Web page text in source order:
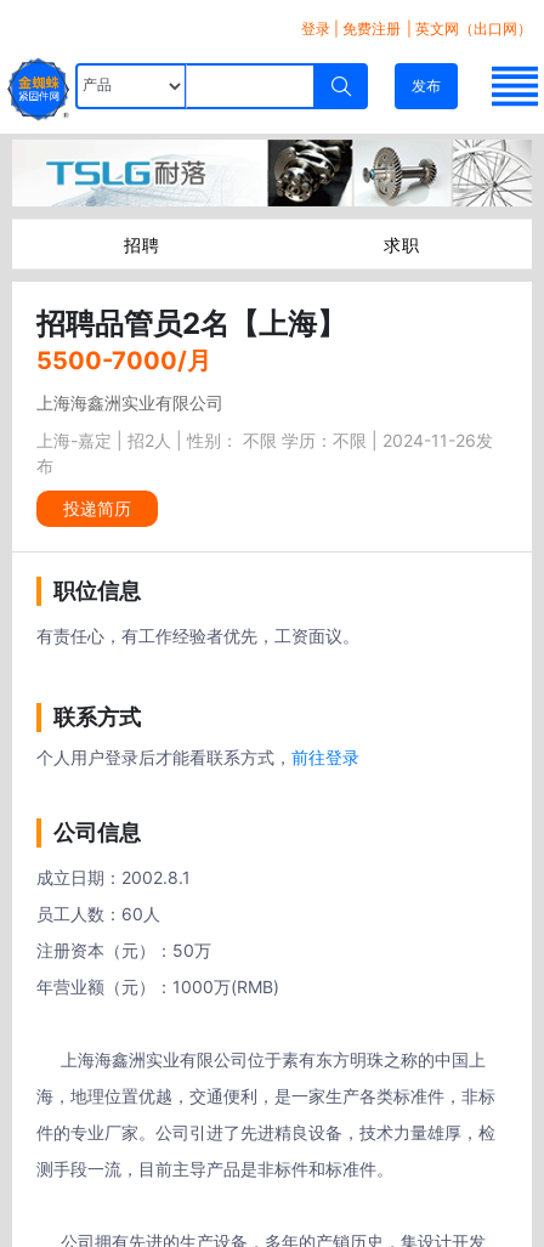
登录 免费注册 | 英文网（出口网）
发布
招聘 求职
招聘品管员2名【上海】
5500-7000/月
上海海鑫洲实业有限公司
上海-嘉定 | 招2人 | 性别： 不限 学历：不限 | 2024-11-26发
布
投递简历
职位信息
有责任心，有工作经验者优先，工资面议。
联系方式
个人用户登录后才能看联系方式， 前往登录
公司信息
成立日期：2002.8.1
员工人数：60人
注册资本（元）：50万
年营业额（元）：1000万(RMB)
海，地理位置优越，交通便利，是一家生产各类标准件，非标
件的专业厂家。公司引进了先进精良设备，技术力量雄厚，检
测手段一流，目前主导产品是非标件和标准件。